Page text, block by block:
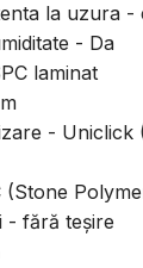
la uzura -
- Da
laminat
- Uniclick
(Stone
- fără teșire